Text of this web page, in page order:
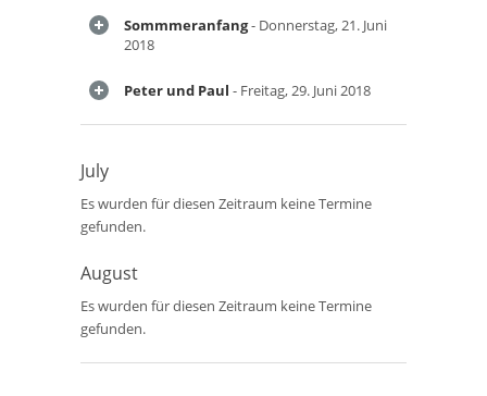
Sommmeranfang- Donnerstag, 21. Juni
2018
Peter und Paul - Freitag, 29. Juni 2018
July
Es wurden für diesen Zeitraum keine Termine
gefunden.
August
Es wurden für diesen Zeitraum keine Termine
gefunden.